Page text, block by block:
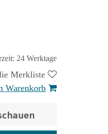
24 Werktage
Merkliste
Warenkorb